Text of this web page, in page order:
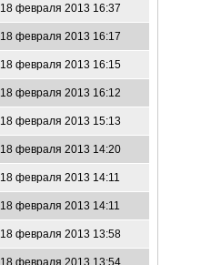
18 февраля 2013 16:37
18 февраля 2013 16:17
18 февраля 2013 16:15
18 февраля 2013 16:12
18 февраля 2013 15:13
18 февраля 2013 14:20
18 февраля 2013 14:11
18 февраля 2013 14:11
18 февраля 2013 13:58
18 февраля 2013 13:54